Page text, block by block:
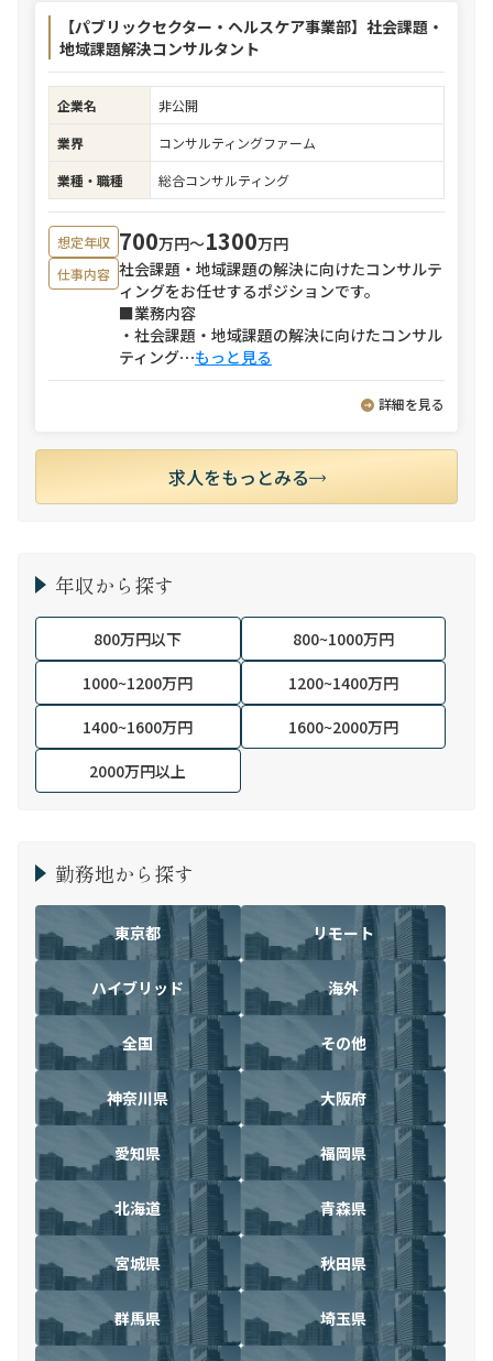
【パブリックセクター・ヘルスケア事業部】社会課題・
地域課題解決コンサルタント
企業名
非公開
業界
コンサルティングファーム
業種・職種
総合コンサルティング
想定年収 700万円〜1300万円
仕事内容 社会課題・地域課題の解決に向けたコンサルテ
ィングをお任せするポジションです。
■業務内容
・社会課題・地域課題の解決に向けたコンサル
ティング⋯もっと見る
詳細を見る
求人をもっとみる
年収から探す
800万円以下
800~1000万円
1000~1200万円
1200~1400万円
1400~1600万円
1600~2000万円
2000万円以上
勤務地から探す
東京都 リモート
ハイブリッド 海外
全国 その他
神奈川県 大阪府
愛知県 福岡県
北海道 青森県
宮城県 秋田県
群馬県 埼玉県